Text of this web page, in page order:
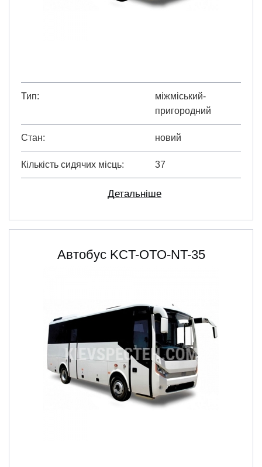
Тип
міжміський-
пригородний
Стан новий
Кількість сидячих місць 37
Детальніше
Автобус KCT-OTO-NT-35